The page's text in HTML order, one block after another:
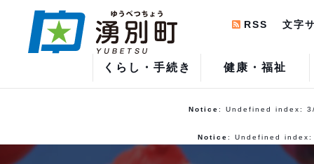
Notice : Undefined index:
Notice : Undefined
くらし・手続き 健康・福祉
RSS 文字